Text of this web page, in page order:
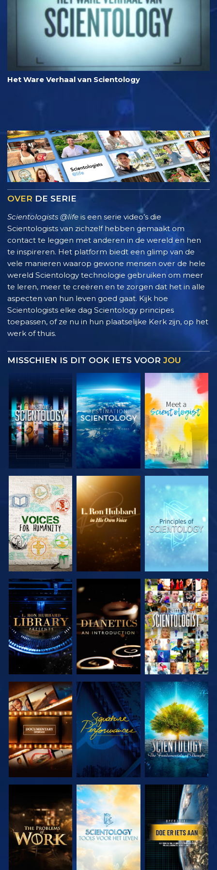
Het Ware Verhaal van Scientology
OVER DE SERIE
Scientologists @life is een serie video’s die
Scientologists van zichzelf hebben gemaakt om
contact te leggen met anderen in de wereld en hen
te inspireren. Het platform biedt een glimp van de
vele manieren waarop gewone mensen over de hele
wereld Scientology technologie gebruiken om meer
te leren, meer te creëren en te zorgen dat het in alle
aspecten van hun leven goed gaat. Kijk hoe
Scientologists elke dag Scientology principes
toepassen, of ze nu in hun plaatselijke Kerk zijn, op het
werk of thuis.
MISSCHIEN IS DIT OOK IETS VOOR JOU
VERKEN DE
SERIE
VERKEN DE
SERIE
VERKEN DE
SERIE
VERKEN DE
SERIE
VERKEN DE
SERIE
KIJK
VERKEN DE
SERIE
KIJK
VERKEN DE
SERIE
VERKEN DE
SERIE
VERKEN DE
SERIE
KIJK